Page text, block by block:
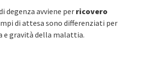
degenza avviene per ricovero
di attesa sono differenziati per
e gravità della malattia.